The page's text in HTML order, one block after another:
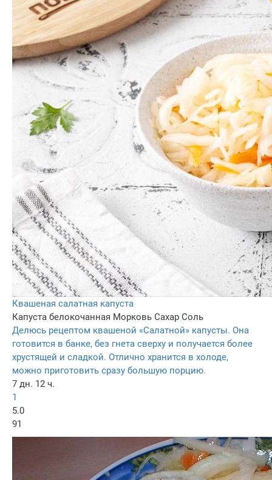
Квашеная салатная капуста
Капуста белокочанная Морковь Сахар Соль
Делюсь рецептом квашеной «Салатной» капусты. Она
готовится в банке, без гнета сверху и получается более
хрустящей и сладкой. Отлично хранится в холоде,
можно приготовить сразу большую порцию.
7 дн. 12 ч.
1
5.0
91